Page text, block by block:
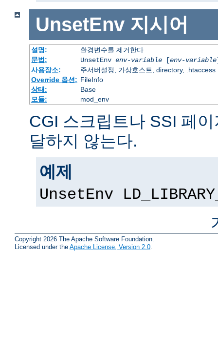
UnsetEnv 지시어
설명:
환경변수를 제거한다
문법:
UnsetEnv env-variable[env-variable
사용장소:
주서버설정, 가상호스트, directory, .htaccess
Override 옵션: FileInfo
상태:
Base
모듈:
mod_env
CGI 스크립트나 SSI 페
달하지 않는다.
예제
UnsetEnv
Copyright 2026 The Apache Software Foundation.
Licensed under the Apache License, Version 2.0.